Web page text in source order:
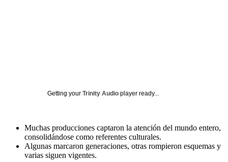
Getting your Trinity Audio player ready...
Muchas producciones captaron la atención del mundo entero,
consolidándose como referentes culturales.
Algunas marcaron generaciones, otras rompieron esquemas y
varias siguen vigentes.